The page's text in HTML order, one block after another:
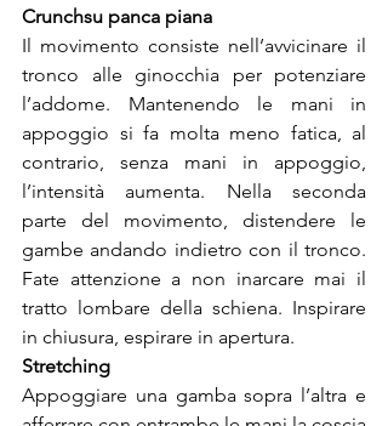
Crunchsu panca piana
Il movimento consiste nell’avvicinare il
tronco alle ginocchia per potenziare
l’addome. Mantenendo le mani in
appoggio si fa molta meno fatica, al
contrario, senza mani in appoggio,
l’intensità aumenta. Nella seconda
parte del movimento, distendere le
gambe andando indietro con il tronco.
Fate attenzione a non inarcare mai il
tratto lombare della schiena. Inspirare
in chiusura, espirare in apertura.
Stretching
Appoggiare una gamba sopra l’altra e